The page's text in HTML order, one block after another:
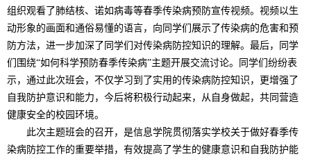
组织观看了肺结核、诺如病毒等春季传染病预防宣传视频。视频以生
动形象的画面和通俗易懂的语言，向同学们展示了传染病的危害和预
防方法，进一步加深了同学们对传染病防控知识的理解。最后，同学
们围绕“如何科学预防春季传染病”主题开展交流讨论。同学们纷纷表
示，通过此次班会，不仅学习到了实用的传染病防控知识，更增强了
自我防护意识和能力，今后将积极行动起来，从自身做起，共同营造
健康安全的校园环境。
此次主题班会的召开，是信息学院贯彻落实学校关于做好春季传
染病防控工作的重要举措，有效提高了学生的健康意识和自我防护能